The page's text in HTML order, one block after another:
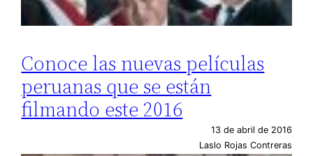
Conoce las nuevas películas
peruanas que se están
filmando este 2016
13 de abril de 2016
Laslo Rojas Contreras